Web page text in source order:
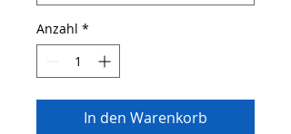
Anzahl *
In den Warenkorb